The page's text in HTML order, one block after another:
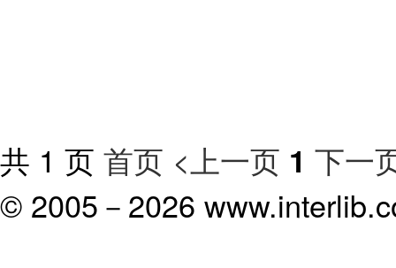
共 1 页 首页 <上一页 1 下一
© 2005－ 2026